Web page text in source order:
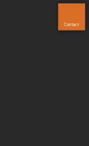
Contact